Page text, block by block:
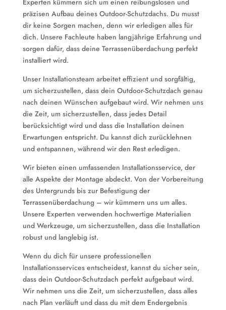
Experten kümmern sich um einen reibungslosen und
präzisen Aufbau deines Outdoor-Schutzdachs. Du musst
dir keine Sorgen machen, denn wir erledigen alles für
dich. Unsere Fachleute haben langjährige Erfahrung und
sorgen dafür, dass deine Terrassenüberdachung perfekt
installiert wird.
Unser Installationsteam arbeitet effizient und sorgfältig,
um sicherzustellen, dass dein Outdoor-Schutzdach genau
nach deinen Wünschen aufgebaut wird. Wir nehmen uns
die Zeit, um sicherzustellen, dass jedes Detail
berücksichtigt wird und dass die Installation deinen
Erwartungen entspricht. Du kannst dich zurücklehnen
und entspannen, während wir den Rest erledigen.
Wir bieten einen umfassenden Installationsservice, der
alle Aspekte der Montage abdeckt. Von der Vorbereitung
des Untergrunds bis zur Befestigung der
Terrassenüberdachung – wir kümmern uns um alles.
Unsere Experten verwenden hochwertige Materialien
und Werkzeuge, um sicherzustellen, dass die Installation
robust und langlebig ist.
Wenn du dich für unsere professionellen
Installationsservices entscheidest, kannst du sicher sein,
dass dein Outdoor-Schutzdach perfekt aufgebaut wird.
Wir nehmen uns die Zeit, um sicherzustellen, dass alles
nach Plan verläuft und dass du mit dem Endergebnis